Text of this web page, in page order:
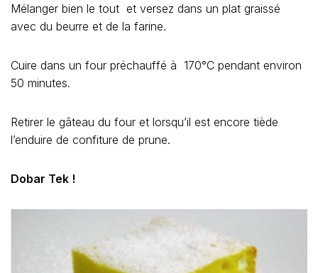
Mélanger bien le tout et versez dans un plat graissé
avec du beurre et de la farine.
Cuire dans un four préchauffé à 170°C pendant environ
50 minutes.
Retirer le gâteau du four et lorsqu’il est encore tiède
l’enduire de confiture de prune.
Dobar Tek !